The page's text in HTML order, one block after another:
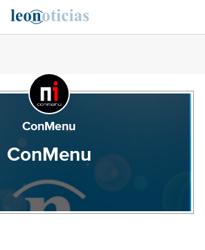
ConMenu
ConMenu